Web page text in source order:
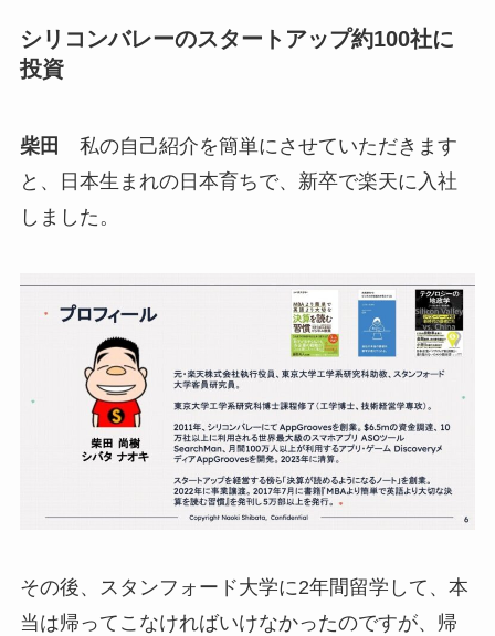
シリコンバレーのスタートアップ約100社に
投資
柴田 私の自己紹介を簡単にさせていただきます
と、日本生まれの日本育ちで、新卒で楽天に入社
しました。
その後、スタンフォード大学に2年間留学して、本
当は帰ってこなければいけなかったのですが、帰